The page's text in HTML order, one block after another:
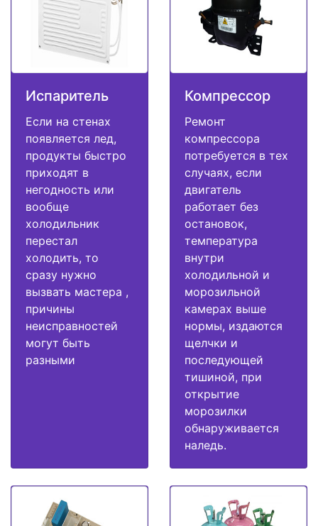
Испаритель
Если на стенах
появляется лед,
продукты быстро
приходят в
негодность или
вообще
холодильник
перестал
холодить, то
сразу нужно
вызвать мастера ,
причины
неисправностей
могут быть
разными
Компрессор
Ремонт
компрессора
потребуется в тех
случаях, если
двигатель
работает без
остановок,
температура
внутри
холодильной и
морозильной
камерах выше
нормы, издаются
щелчки и
последующей
тишиной, при
открытие
морозилки
обнаруживается
наледь.